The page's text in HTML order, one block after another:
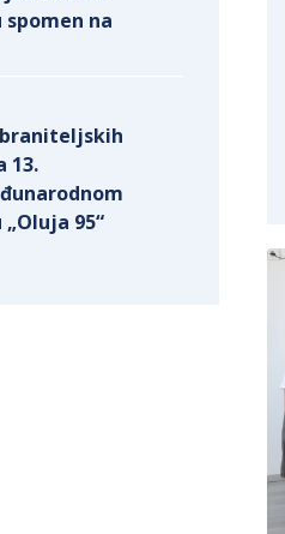
spomen na
13.
95“